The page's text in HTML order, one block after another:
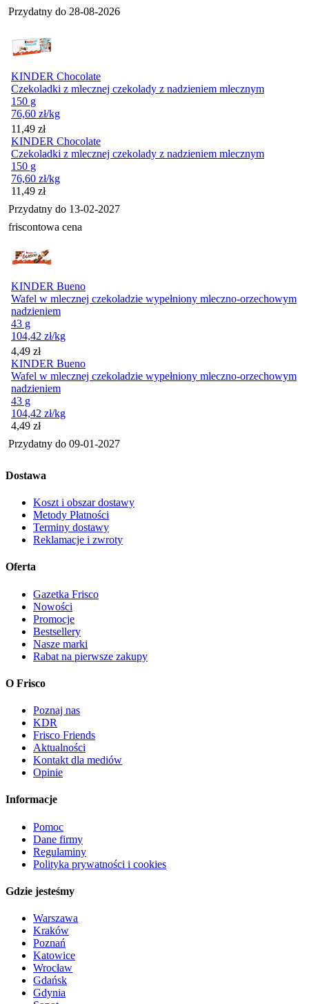
Przydatny do 28-08-2026
KINDER Chocolate
Czekoladki z mlecznej czekolady z nadzieniem mlecznym
150 g
76,60 zł/kg
Cena
11,49 zł
KINDER Chocolate
Czekoladki z mlecznej czekolady z nadzieniem mlecznym
150 g
76,60 zł/kg
Cena
11,49 zł
Przydatny do 13-02-2027
friscontowa cena
KINDER Bueno
Wafel w mlecznej czekoladzie wypełniony mleczno-orzechowym
nadzieniem
43 g
104,42 zł/kg
Cena
4,49 zł
KINDER Bueno
Wafel w mlecznej czekoladzie wypełniony mleczno-orzechowym
nadzieniem
43 g
104,42 zł/kg
Cena
4,49 zł
Przydatny do 09-01-2027
Dostawa
Koszt i obszar dostawy
Metody Płatności
Terminy dostawy
Reklamacje i zwroty
Oferta
Gazetka Frisco
Nowości
Promocje
Bestsellery
Nasze marki
Rabat na pierwsze zakupy
O Frisco
Poznaj nas
KDR
Frisco Friends
Aktualności
Kontakt dla mediów
Opinie
Informacje
Pomoc
Dane firmy
Regulaminy
Polityka prywatności i cookies
Gdzie jesteśmy
Warszawa
Kraków
Poznań
Katowice
Wrocław
Gdańsk
Gdynia